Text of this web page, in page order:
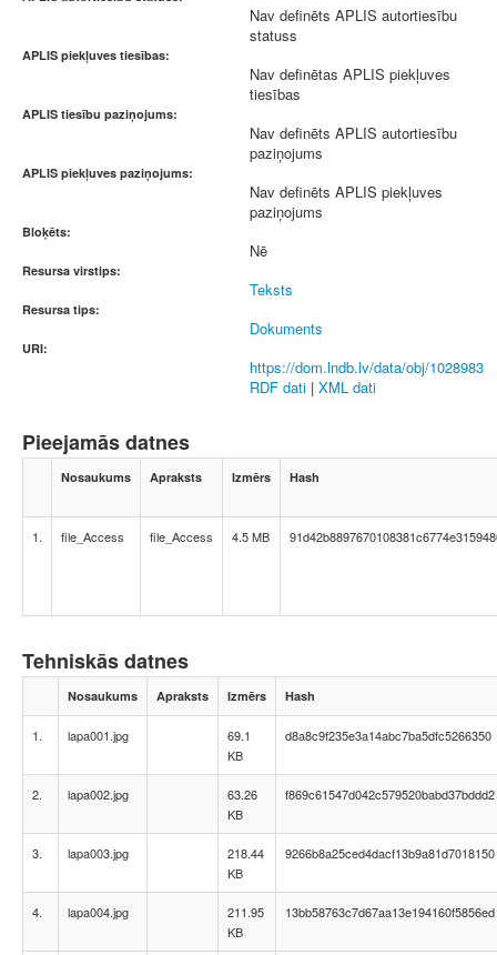
Nav definēts APLIS autortiesību
statuss
APLIS piekļuves tiesības:
Nav definētas APLIS piekļuves
tiesības
APLIS tiesību paziņojums:
Nav definēts APLIS autortiesību
paziņojums
APLIS piekļuves paziņojums:
Nav definēts APLIS piekļuves
paziņojums
Bloķēts:
Nē
Resursa virstips:
Teksts
Resursa tips:
Dokuments
URI:
https://dom.lndb.lv/data/obj/1028983
RDF dati | XML dati
Pieejamās datnes
Nosaukums Apraksts Izmērs Hash
1. file_Access file_Access 4.5 MB
Tehniskās datnes
Nosaukums Apraksts Izmērs Hash
1. lapa001.jpg
69.1
KB
d8a8c9f235e3a14abc7ba5dfc5266350
2. lapa002.jpg
63.26
KB
f869c61547d042c579520babd37bddd2
3. lapa003.jpg
218.44
KB
9266b8a25ced4dacf13b9a81d7018150
4. lapa004.jpg
211.95
KB
13bb58763c7d67aa13e194160f5856ed